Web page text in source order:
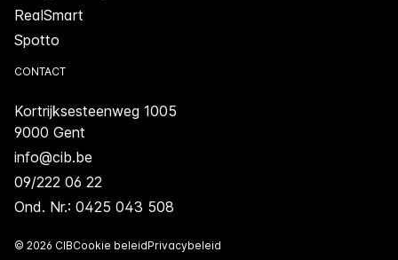
RealSmart
Spotto
CONTACT
Kortrijksesteenweg 1005
9000 Gent
info@cib.be
09/222 06 22
Ond. Nr.: 0425 043 508
© 2026 CIBCookie beleidPrivacybeleid